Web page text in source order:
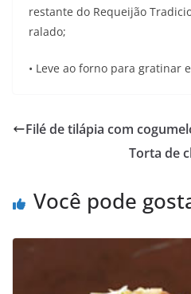
restante do Requeijão
ralado;
• Leve ao forno para gratinar
Filé de tilápia com
Torta de
Você pode